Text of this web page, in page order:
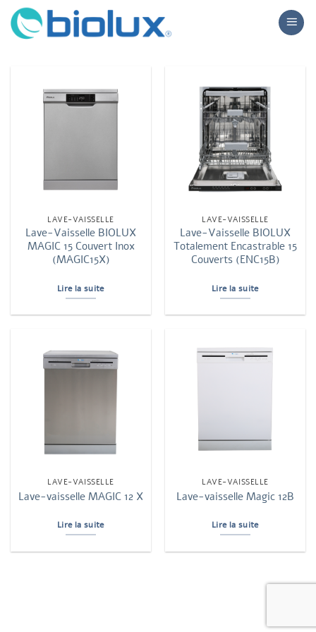
Passer
au
LAVE-VAISSELLE
Lave-Vaisselle BIOLUX
MAGIC 15 Couvert Inox
(MAGIC15X)
Lire la suite
LAVE-VAISSELLE
Lave-Vaisselle BIOLUX
Totalement Encastrable 15
Couverts (ENC15B)
Lire la suite
LAVE-VAISSELLE
Lave-vaisselle MAGIC 12 X
Lire la suite
LAVE-VAISSELLE
Lave-vaisselle Magic 12B
Lire la suite